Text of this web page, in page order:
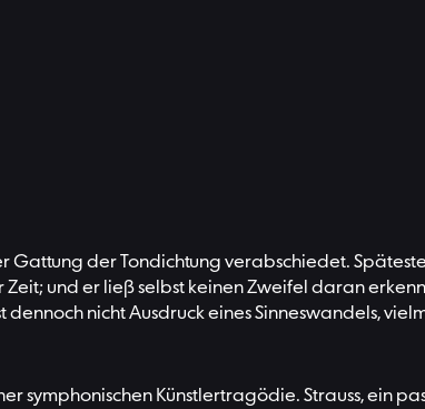
Gattung der Tondichtung verabschiedet.
und er ließ selbst keinen Zweifel daran
dennoch nicht Ausdruck eines Sinneswandels,
Künstlertragödie. Strauss, ein